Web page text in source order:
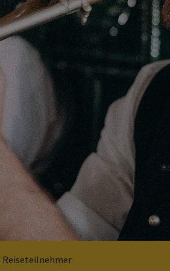
Einheit / Reiseteilnehmer